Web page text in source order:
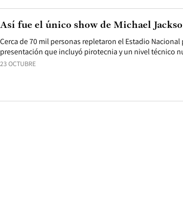
23 OCTUBRE
Cerca de 70 mil personas repletaron el Estadio
presentación que incluyó pirotecnia y un nivel técnico
Así fue el único show de Michael